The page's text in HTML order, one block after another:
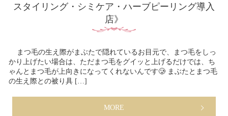
スタイリング・シミケア・ハーブピーリング導入
店》
まつ毛の生え際がまぶたで隠れているお目元で、まつ毛をしっ
かり上げたい場合は、ただまつ毛をグイッと上げるだけでは、ち
ゃんとまつ毛が上向きになってくれないんです🥲 まぶたとまつ毛
の生え際との被り具 […]
MORE